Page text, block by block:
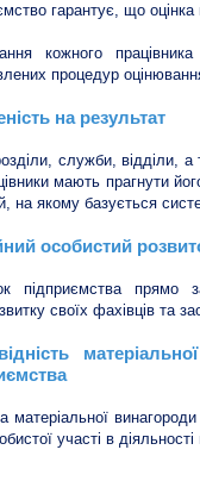
гарантує, що
кожного
процедур
на результат
служби, відділи, а
мають прагнути
на якому базується
особистий
підприємства прямо
своїх фахівців та
матеріальної
участі в